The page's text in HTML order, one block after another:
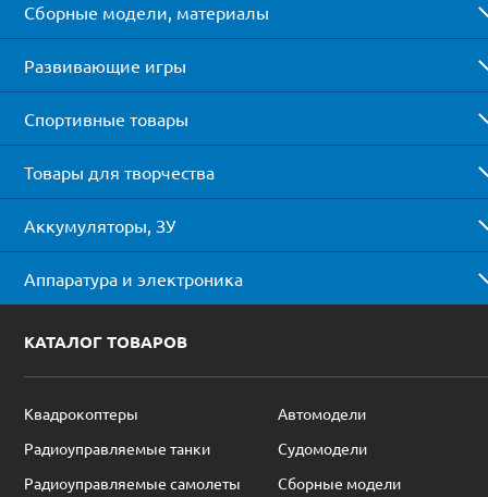
Сборные модели, материалы
Развивающие игры
Спортивные товары
Товары для творчества
Аккумуляторы, ЗУ
Аппаратура и электроника
КАТАЛОГ ТОВАРОВ
Квадрокоптеры
Автомодели
Радиоуправляемые танки
Судомодели
Радиоуправляемые самолеты
Сборные модели